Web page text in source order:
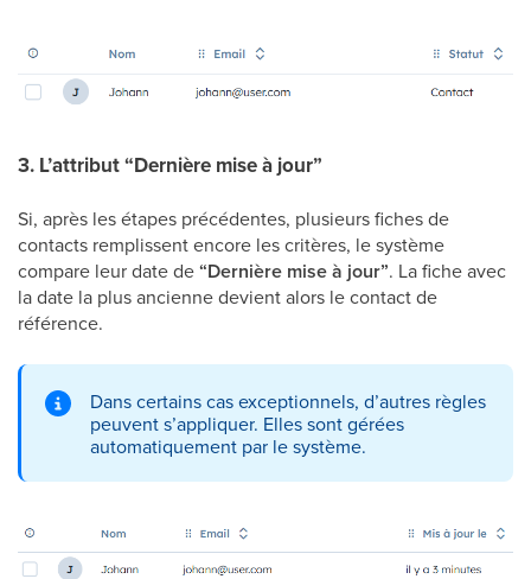
3. L’attribut “Dernière mise à jour”
Si, après les étapes précédentes, plusieurs fiches de
contacts remplissent encore les critères, le système
compare leur date de“Dernière mise à jour”. La fiche avec
la date la plus ancienne devient alors le contact de
référence.
Dans certains cas exceptionnels, d’autres règles
peuvent s’appliquer. Elles sont gérées
automatiquement par le système.